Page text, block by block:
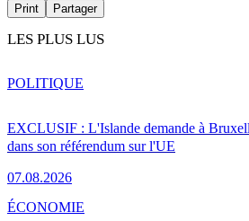
Print Partager
LES PLUS LUS
EXCLUSIF : L'Islande demande à
dans son référendum sur l'UE
07.08.2026
POLITIQUE
ÉCONOMIE